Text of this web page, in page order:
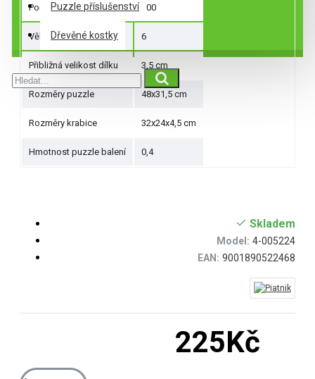
Puzzle příslušenství
Dřevěné kostky
Počet dílků 100
Věk dítěte 6
Přibližná velikost dílku 3,5 cm
Rozměry puzzle 48x31,5 cm
Rozměry krabice 32x24x4,5 cm
Hmotnost puzzle balení 0,4
225Kč
Skladem
Model: 4-005224
EAN: 9001890522468